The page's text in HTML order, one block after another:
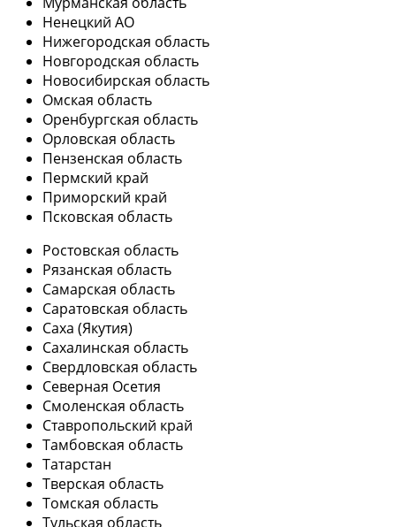
Ненецкий АО
Нижегородская область
Новгородская область
Новосибирская область
Омская область
Оренбургская область
Орловская область
Пензенская область
Пермский край
Приморский край
Псковская область
Ростовская область
Рязанская область
Самарская область
Саратовская область
Саха (Якутия)
Сахалинская область
Свердловская область
Северная Осетия
Смоленская область
Ставропольский край
Тамбовская область
Татарстан
Тверская область
Томская область
Тульская область